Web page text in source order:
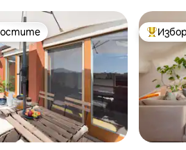
избор на гостите Най-